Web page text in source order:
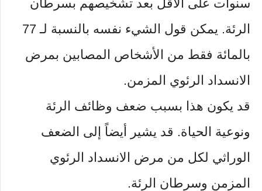
سنوات على الأقل بعد تشخيصهم بسرطان
الرئة. يمكن قول الشيء نفسه بالنسبة لـ 77
بالمائة فقط من الأشخاص المصابين بمرض
الانسداد الرئوي المزمن.
قد يكون هذا بسبب ضعف وظائف الرئة
ونوعية الحياة. قد يشير أيضاً إلى الضعف
الوراثي لكل من مرض الانسداد الرئوي
المزمن وسرطان الرئة.